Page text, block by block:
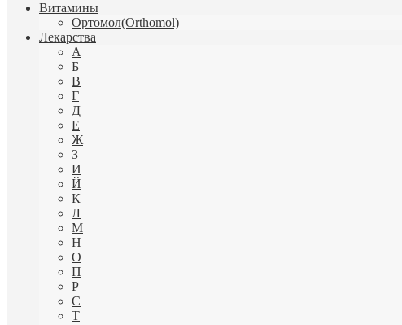
Витамины
Ортомол(Orthomol)
Лекарства
А
Б
В
Г
Д
Е
Ж
З
И
Й
К
Л
М
Н
О
П
Р
С
Т